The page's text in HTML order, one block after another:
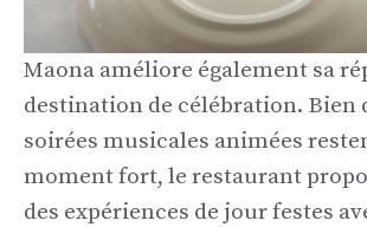
Maona améliore également sa
destination de célébration. Bien
soirées musicales animées
moment fort, le restaurant
des expériences de jour festes